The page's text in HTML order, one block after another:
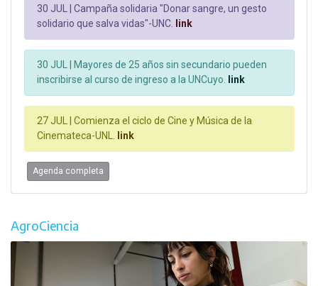
30 JUL | Campaña solidaria "Donar sangre, un gesto
solidario que salva vidas"-UNC. link
30 JUL |
Mayores de 25 años sin secundario pueden
inscribirse al curso de ingreso a la UNCuyo. link
27 JUL | Comienza el ciclo de Cine y Música de la
Cinemateca-UNL. link
Agenda completa
AgroCiencia